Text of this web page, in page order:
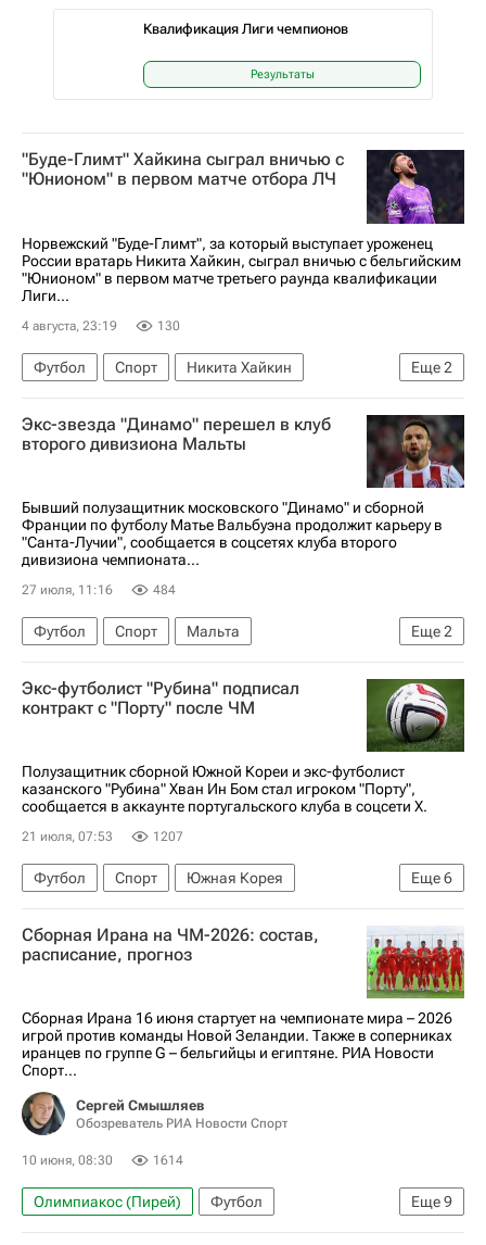
Квалификация Лиги чемпионов
Результаты
"Буде-Глимт" Хайкина сыграл вничью с
"Юнионом" в первом матче отбора ЛЧ
Норвежский "Буде-Глимт", за который выступает уроженец
России вратарь Никита Хайкин, сыграл вничью с бельгийским
"Юнионом" в первом матче третьего раунда квалификации
Лиги...
4 августа, 23:19 130
Еще2
Футбол Спорт
Никита Хайкин
Будё-Глимт
Лига чемпионов УЕФА 2026-2027
Экс-звезда "Динамо" перешел в клуб
второго дивизиона Мальты
Бывший полузащитник московского "Динамо" и сборной
Франции по футболу Матье Вальбуэна продолжит карьеру в
"Санта-Лучии", сообщается в соцсетях клуба второго
дивизиона чемпионата...
27 июля, 11:16 484
Еще2
Футбол Спорт
Мальта
Матьё Вальбуэна
Динамо Москва
Экс-футболист "Рубина" подписал
контракт с "Порту" после ЧМ
Полузащитник сборной Южной Кореи и экс-футболист
казанского "Рубина" Хван Ин Бом стал игроком "Порту",
сообщается в аккаунте португальского клуба в соцсети Х.
21 июля, 07:53 1207
Еще6
Футбол Спорт
Южная Корея
Хван Ин Бом
Рубин Фейенорд
Порту
Major League Soccer 2025
РПЛ 2026-2027 (Чемпионат России по футболу)
Сборная Ирана на ЧМ-2026: состав,
расписание, прогноз
Сборная Ирана 16 июня стартует на чемпионате мира – 2026
игрой против команды Новой Зеландии. Также в соперниках
иранцев по группе G – бельгийцы и египтяне. РИА Новости
Спорт...
Сергей Смышляев
Обозреватель РИА Новости Спорт
10 июня, 08:30 1614
Еще9
Олимпиакос (Пирей)
Футбол
Мехди Тареми
Сердар Азмун